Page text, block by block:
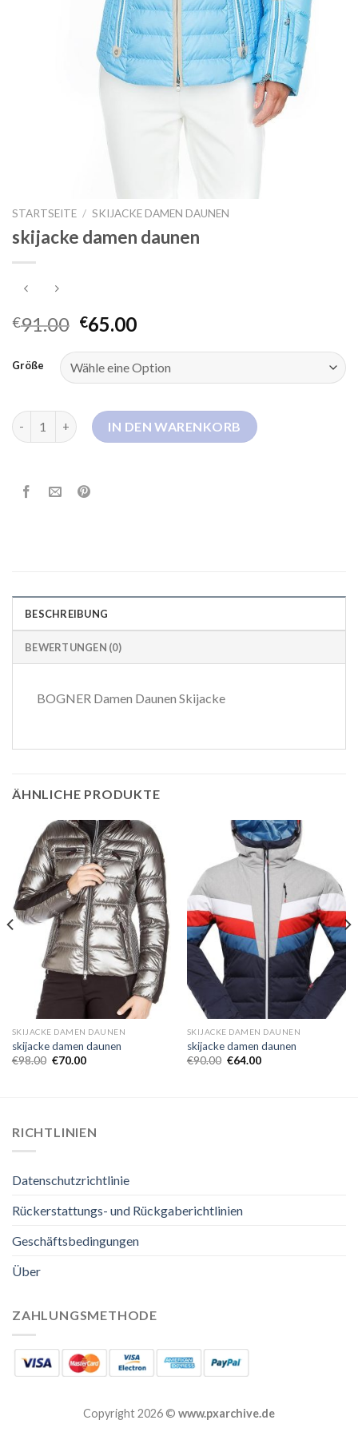
STARTSEITE / SKIJACKE DAMEN DAUNEN
skijacke damen daunen
€91.00 €65.00
Größe
skijacke damen daunen MengeIN DEN WARENKORB
BESCHREIBUNG
BEWERTUNGEN (0)
BOGNER Damen Daunen Skijacke
ÄHNLICHE PRODUKTE
SKIJACKE DAMEN DAUNEN
skijacke damen daunen
€98.00 €70.00
SKIJACKE DAMEN DAUNEN
skijacke damen daunen
€90.00 €64.00
RICHTLINIEN
Datenschutzrichtlinie
Rückerstattungs- und Rückgaberichtlinien
Geschäftsbedingungen
Über
ZAHLUNGSMETHODE
Copyright 2026 © www.pxarchive.de